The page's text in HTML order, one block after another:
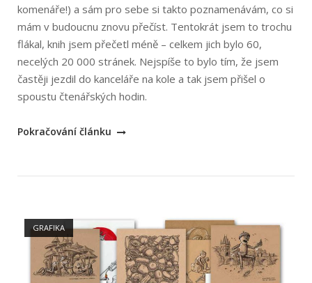
komenáře!) a sám pro sebe si takto poznamenávám, co si
mám v budoucnu znovu přečíst. Tentokrát jsem to trochu
flákal, knih jsem přečetl méně – celkem jich bylo 60,
necelých 20 000 stránek. Nejspíše to bylo tím, že jsem
častěji jezdil do kanceláře na kole a tak jsem přišel o
spoustu čtenářských hodin.
„Nejlepší
Pokračování článku
GRAFIKA